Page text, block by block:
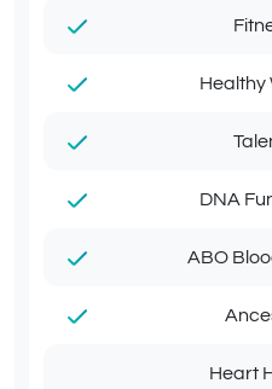
Healthy
DNA
ABO
Heart